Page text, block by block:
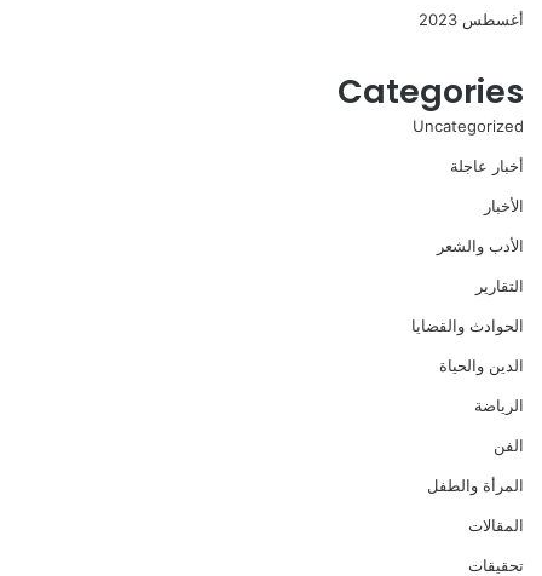
أغسطس 2023
Categories
Uncategorized
أخبار عاجلة
الأخبار
الأدب والشعر
التقارير
الحوادث والقضايا
الدين والحياة
الرياضة
الفن
المرأة والطفل
المقالات
تحقيقات